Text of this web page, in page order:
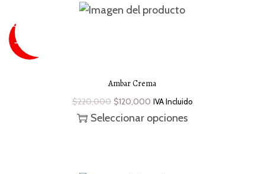
SUPER
- 45 %
Ambar Crema
$220,000 $120,000 IVA Incluido
Seleccionar opciones